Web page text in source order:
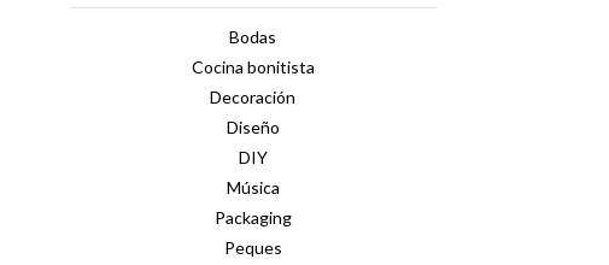
Bodas
Cocina bonitista
Decoración
Diseño
DIY
Música
Packaging
Peques